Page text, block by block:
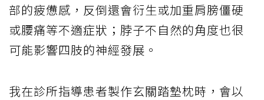
部的疲憊感，反倒還會衍生或加重肩膀僵硬
或腰痛等不適症狀；脖子不自然的角度也很
可能影響四肢的神經發展。
我在診所指導患者製作玄關踏墊枕時，會以